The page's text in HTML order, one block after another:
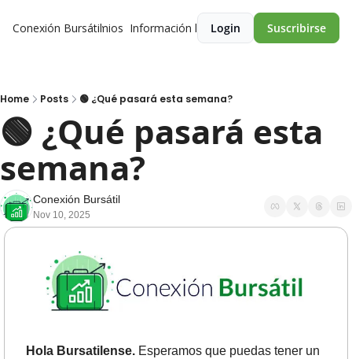
Conexión BursátilPremios Información legalLogin Suscribirse
Home Posts 🟢 ¿Qué pasará esta semana?
🟢 ¿Qué pasará esta
semana?
Conexión Bursátil
Nov 10, 2025
Hola Bursatilense. Esperamos que puedas tener un